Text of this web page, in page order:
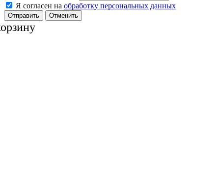
Я согласен на обработку персональных данных
Отменить